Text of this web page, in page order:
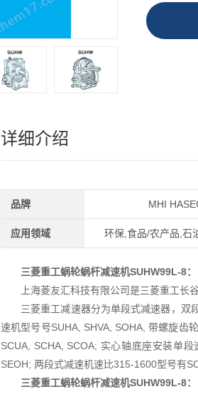
详细介绍
品牌 MHI
应用领域 环保,食品/农产品,石
三菱重工蜗轮蜗杆减速机SUHW99L-8：
上海菱友汇科技有限公司是三菱重工长
三菱重工减速器分为单段式减速器，双
速机型号号SUHA, SHVA, SOHA, 带螺旋齿
SCUA, SCHA, SCOA; 实心轴底座安装单
SEOH; 两段式减速机速比315-1600型号有
三菱重工蜗轮蜗杆减速机SUHW99L-8：